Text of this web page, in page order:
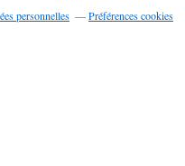
personnelles Préférences cookies